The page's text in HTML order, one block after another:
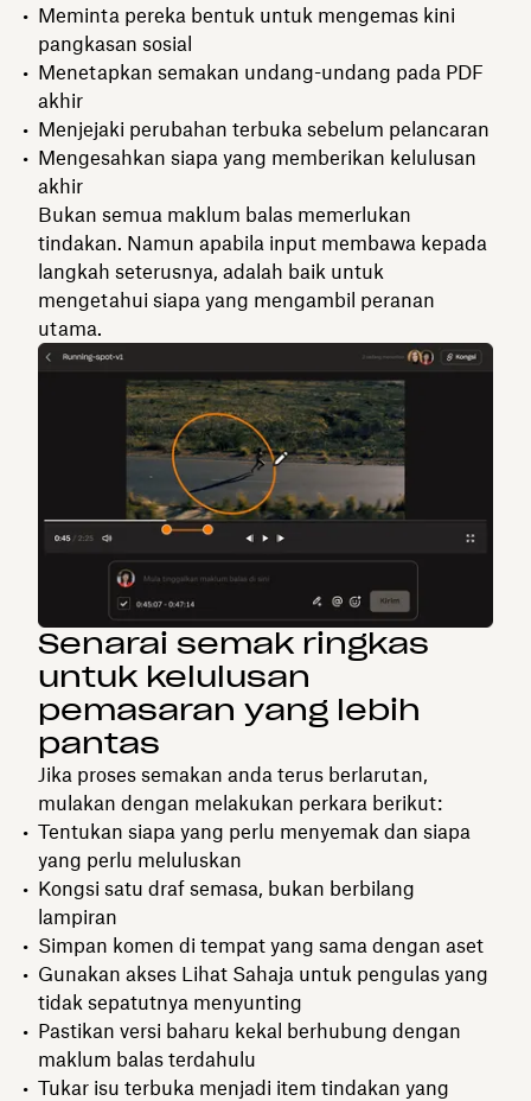
Meminta pereka bentuk untuk mengemas kini
pangkasan sosial
Menetapkan semakan undang-undang pada PDF
akhir
Menjejaki perubahan terbuka sebelum pelancaran
Mengesahkan siapa yang memberikan kelulusan
akhir
Bukan semua maklum balas memerlukan
tindakan. Namun apabila input membawa kepada
langkah seterusnya, adalah baik untuk
mengetahui siapa yang mengambil peranan
utama.
Senarai semak ringkas
untuk kelulusan
pemasaran yang lebih
pantas
Jika proses semakan anda terus berlarutan,
mulakan dengan melakukan perkara berikut:
Tentukan siapa yang perlu menyemak dan siapa
yang perlu meluluskan
Kongsi satu draf semasa, bukan berbilang
lampiran
Simpan komen di tempat yang sama dengan aset
Gunakan akses Lihat Sahaja untuk pengulas yang
tidak sepatutnya menyunting
Pastikan versi baharu kekal berhubung dengan
maklum balas terdahulu
Tukar isu terbuka menjadi item tindakan yang